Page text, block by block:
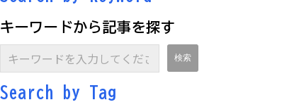
キーワードから記事を探す
Search by Tag